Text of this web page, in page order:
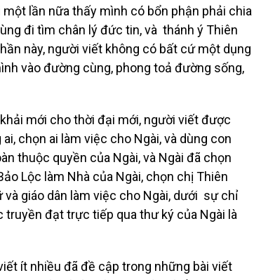
lần nữa thấy mình có bổn phận phải chia
đi tìm chân lý đức tin, và thánh ý Thiên
này, người viết không có bất cứ một dụng
vào đường cùng, phong toả đường sống,
mới cho thời đại mới, người viết được
chọn ai làm việc cho Ngài, và dùng con
thuộc quyền của Ngài, và Ngài đã chọn
Lộc làm Nhà của Ngài, chọn chị Thiên
giáo dân làm việc cho Ngài, dưới sự chỉ
đạt trực tiếp qua thư ký của Ngài là
ít nhiều đã đề cập trong những bài viết